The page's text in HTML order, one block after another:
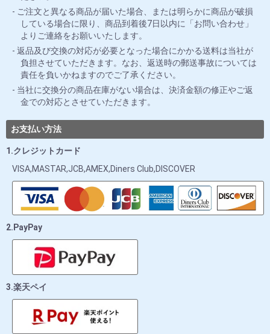
ご注文と異なる商品が届いた場合、または明らかに商品が破損
している場合に限り、商品到着後7日以内に「お問い合わせ」
よりご連絡をお願いいたします。
返品及び交換の対応が必要となった場合にかかる送料は当社が
負担させていただきます。なお、返送時の郵送事故については
責任を負いかねますのでご了承ください。
当社に交換分の商品在庫がない場合は、決済金額の修正やご返
金での対応とさせていただきます。
お支払い方法
1.クレジットカード
VISA,MASTAR,JCB,AMEX,Diners Club,DISCOVER
2.PayPay
3.楽天ペイ